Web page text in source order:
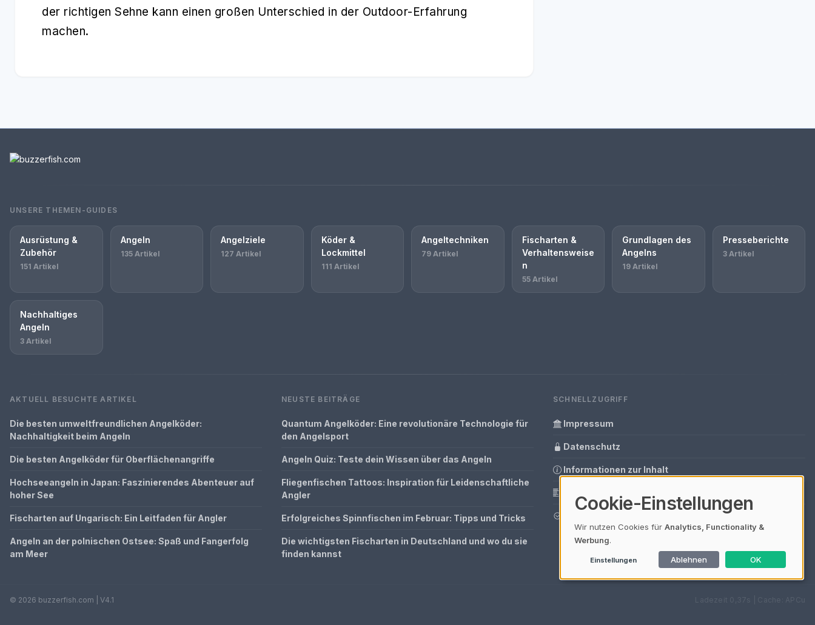
der richtigen Sehne kann einen großen Unterschied in der Outdoor-Erfahrung
machen.
UNSERE THEMEN-GUIDES
Ausrüstung &
Zubehör
151 Artikel
Angeln
135 Artikel
Angelziele
127 Artikel
Köder &
Lockmittel
111 Artikel
Angeltechniken
79 Artikel
Fischarten &
Verhaltensweise
n
55 Artikel
Grundlagen des
Angelns
19 Artikel
Presseberichte
3 Artikel
Nachhaltiges
Angeln
3 Artikel
AKTUELL BESUCHTE ARTIKEL
Die besten umweltfreundlichen Angelköder:
Nachhaltigkeit beim Angeln
Die besten Angelköder für Oberflächenangriffe
Hochseeangeln in Japan: Faszinierendes Abenteuer auf
hoher See
Fischarten auf Ungarisch: Ein Leitfaden für Angler
Angeln an der polnischen Ostsee: Spaß und Fangerfolg
am Meer
NEUSTE BEITRÄGE
Quantum Angelköder: Eine revolutionäre Technologie für
den Angelsport
Angeln Quiz: Teste dein Wissen über das Angeln
Fliegenfischen Tattoos: Inspiration für Leidenschaftliche
Angler
Erfolgreiches Spinnfischen im Februar: Tipps und Tricks
Die wichtigsten Fischarten in Deutschland und wo du sie
finden kannst
SCHNELLZUGRIFF
Impressum
Datenschutz
Informationen zur Inhalt
© 2026 buzzerfish.com | V4.1
Cookie-Einstellungen
Wir nutzen Cookies für Analytics, Functionality &
Werbung.
Einstellungen Ablehnen OK